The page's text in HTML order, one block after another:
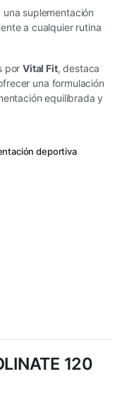
suplementación
a cualquier rutina
porVital Fit, destaca
una formulación
equilibrada y
deportiva
120